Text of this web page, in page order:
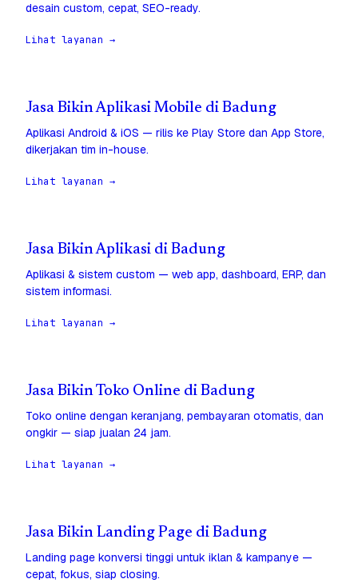
desain custom, cepat, SEO-ready.
Lihat layanan →
Jasa Bikin Aplikasi Mobile di Badung
Aplikasi Android & iOS — rilis ke Play Store dan App Store,
dikerjakan tim in-house.
Lihat layanan →
Jasa Bikin Aplikasi di Badung
Aplikasi & sistem custom — web app, dashboard, ERP, dan
sistem informasi.
Lihat layanan →
Jasa Bikin Toko Online di Badung
Toko online dengan keranjang, pembayaran otomatis, dan
ongkir — siap jualan 24 jam.
Lihat layanan →
Jasa Bikin Landing Page di Badung
Landing page konversi tinggi untuk iklan & kampanye —
cepat, fokus, siap closing.